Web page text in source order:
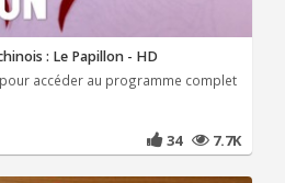
: Le Papillon - HD
accéder au programme complet
34 7.7K